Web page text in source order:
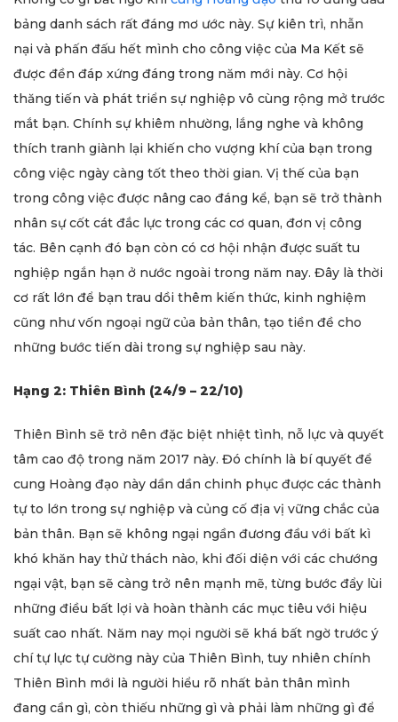
bảng danh sách rất đáng mơ ước này. Sự kiên trì, nhẫn
nại và phấn đấu hết mình cho công việc của Ma Kết sẽ
được đền đáp xứng đáng trong năm mới này. Cơ hội
thăng tiến và phát triển sự nghiệp vô cùng rộng mở trước
mắt bạn. Chính sự khiêm nhường, lắng nghe và không
thích tranh giành lại khiến cho vượng khí của bạn trong
công việc ngày càng tốt theo thời gian. Vị thế của bạn
trong công việc được nâng cao đáng kể, bạn sẽ trở thành
nhân sự cốt cát đắc lực trong các cơ quan, đơn vị công
tác. Bên cạnh đó bạn còn có cơ hội nhận được suất tu
nghiệp ngắn hạn ở nước ngoài trong năm nay. Đây là thời
cơ rất lớn để bạn trau dồi thêm kiến thức, kinh nghiệm
cũng như vốn ngoại ngữ của bản thân, tạo tiền đề cho
những bước tiến dài trong sự nghiệp sau này.
Hạng 2: Thiên Bình (24/9 – 22/10)
Thiên Bình sẽ trở nên đặc biệt nhiệt tình, nỗ lực và quyết
tâm cao độ trong năm 2017 này. Đó chính là bí quyết để
cung Hoàng đạo này dần dần chinh phục được các thành
tự to lớn trong sự nghiệp và củng cố địa vị vững chắc của
bản thân. Bạn sẽ không ngại ngần đương đầu với bất kì
khó khăn hay thử thách nào, khi đối diện với các chướng
ngại vật, bạn sẽ càng trở nên mạnh mẽ, từng bước đẩy lùi
những điều bất lợi và hoàn thành các mục tiêu với hiệu
suất cao nhất. Năm nay mọi người sẽ khá bất ngờ trước ý
chí tự lực tự cường này của Thiên Bình, tuy nhiên chính
Thiên Bình mới là người hiểu rõ nhất bản thân mình
đang cần gì, còn thiếu những gì và phải làm những gì để